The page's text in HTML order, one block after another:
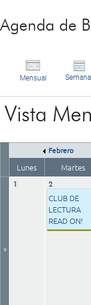
Agenda de
Mensual Semanal
Vista
Febrero
Lunes Martes
9
1 2
CLUB DE
LECTURA
READ ON!